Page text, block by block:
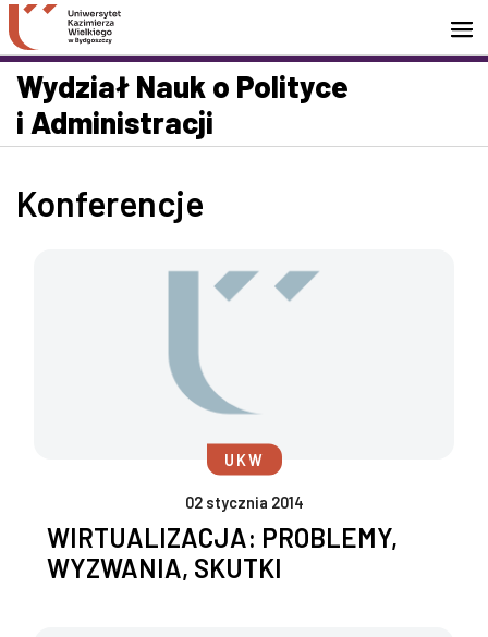
Przejdź do wyszukiwarki
Przejdź do treści
Przejdź do stopki - Kontakt
Wydział Nauk o Polityce
i Administracji
Konferencje
UKW
02 stycznia 2014
WIRTUALIZACJA: PROBLEMY,
WYZWANIA, SKUTKI